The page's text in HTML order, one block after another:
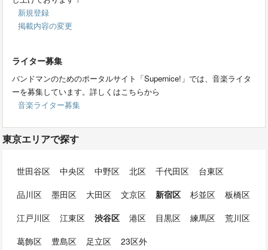
新規登録
掲載内容の変更
ライター募集
バンドマンのためのポータルサイト「Supernice!」では、音楽ライタ
ーを募集しています。詳しくはこちらから
音楽ライター募集
東京エリアで探す
世田谷区 中央区 中野区 北区 千代田区
台東区
品川区
墨田区 大田区 文京区 新宿区 杉並区
板橋区
江戸川区
江東区 渋谷区 港区 目黒区 練馬区
荒川区
葛飾区
豊島区 足立区 23区外